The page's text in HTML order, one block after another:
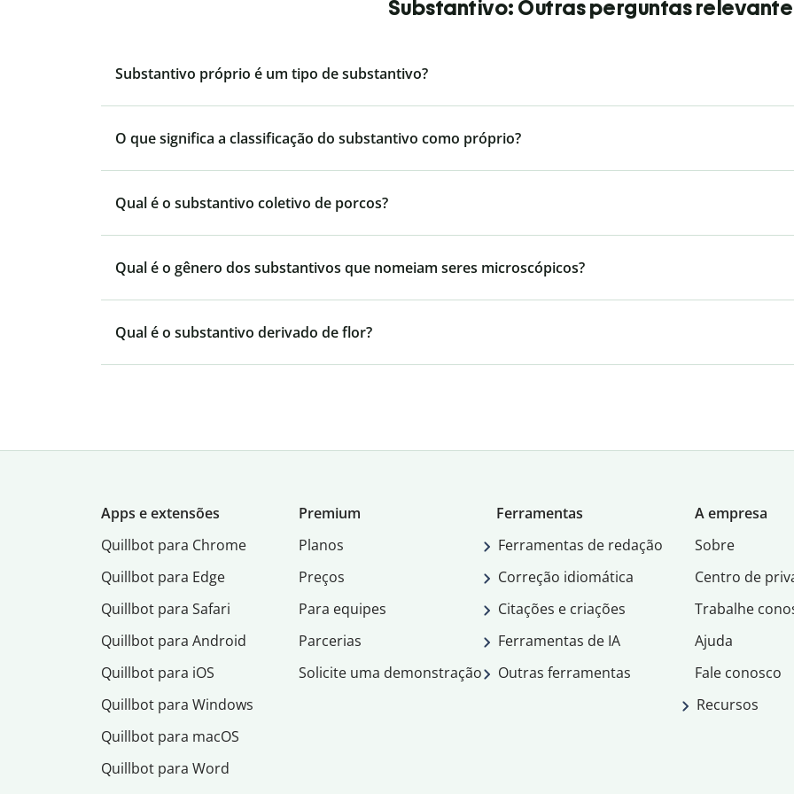
Substantivo: Outras perguntas
Substantivo próprio é um tipo de substantivo?
O que significa a classificação do substantivo como próprio?
Qual é o substantivo coletivo de porcos?
Qual é o gênero dos substantivos que nomeiam seres microscópicos?
Qual é o substantivo derivado de flor?
Apps e extensões
Quillbot para Chrome
Quillbot para Edge
Quillbot para Safari
Quillbot para Android
Quillbot para iOS
Quillbot para Windows
Quillbot para macOS
Quillbot para Word
Premium
Planos
Preços
Para equipes
Parcerias
Solicite uma demonstração
Ferramentas
Ferramentas de redação
Correção idiomática
Citações e criações
Ferramentas de IA
Outras ferramentas
A empresa
Sobre
Centro de
Trabalhe
Ajuda
Fale conosco
Recursos